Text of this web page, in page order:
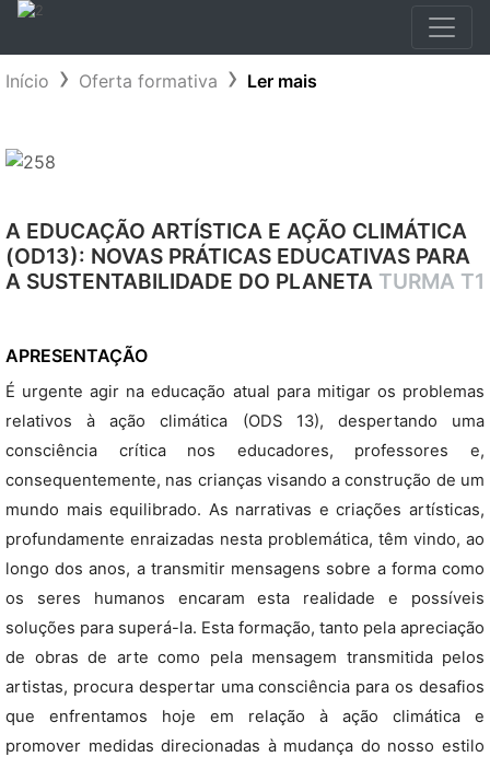
Início Oferta formativa Ler mais
A EDUCAÇÃO ARTÍSTICA E AÇÃO CLIMÁTICA
(OD13): NOVAS PRÁTICAS EDUCATIVAS PARA
A SUSTENTABILIDADE DO PLANETA TURMA T1
APRESENTAÇÃO
É urgente agir na educação atual para mitigar os problemas
relativos à ação climática (ODS 13), despertando uma
consciência crítica nos educadores, professores e,
consequentemente, nas crianças visando a construção de um
mundo mais equilibrado. As narrativas e criações artísticas,
profundamente enraizadas nesta problemática, têm vindo, ao
longo dos anos, a transmitir mensagens sobre a forma como
os seres humanos encaram esta realidade e possíveis
soluções para superá-la. Esta formação, tanto pela apreciação
de obras de arte como pela mensagem transmitida pelos
artistas, procura despertar uma consciência para os desafios
que enfrentamos hoje em relação à ação climática e
promover medidas direcionadas à mudança do nosso estilo